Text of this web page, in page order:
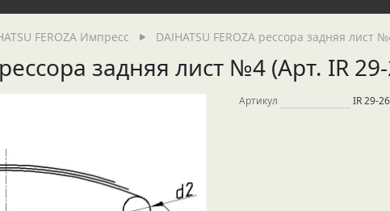
FEROZA Импресс DAIHATSU FEROZA рессора задняя лист
рессора задняя лист №4 (Арт. IR
Артикул IR 29-